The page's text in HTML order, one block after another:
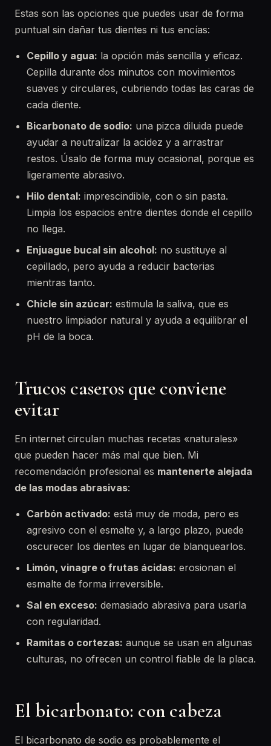
Estas son las opciones que puedes usar de forma
puntual sin dañar tus dientes ni tus encías:
Cepillo y agua: la opción más sencilla y eficaz.
Cepilla durante dos minutos con movimientos
suaves y circulares, cubriendo todas las caras de
cada diente.
Bicarbonato de sodio: una pizca diluida puede
ayudar a neutralizar la acidez y a arrastrar
restos. Úsalo de forma muy ocasional, porque es
ligeramente abrasivo.
Hilo dental: imprescindible, con o sin pasta.
Limpia los espacios entre dientes donde el cepillo
no llega.
Enjuague bucal sin alcohol: no sustituye al
cepillado, pero ayuda a reducir bacterias
mientras tanto.
Chicle sin azúcar: estimula la saliva, que es
nuestro limpiador natural y ayuda a equilibrar el
pH de la boca.
Trucos caseros que conviene
evitar
En internet circulan muchas recetas «naturales»
que pueden hacer más mal que bien. Mi
recomendación profesional es mantenerte alejada
de las modas abrasivas:
Carbón activado: está muy de moda, pero es
agresivo con el esmalte y, a largo plazo, puede
oscurecer los dientes en lugar de blanquearlos.
Limón, vinagre o frutas ácidas: erosionan el
esmalte de forma irreversible.
Sal en exceso: demasiado abrasiva para usarla
con regularidad.
Ramitas o cortezas: aunque se usan en algunas
culturas, no ofrecen un control fiable de la placa.
El bicarbonato: con cabeza
El bicarbonato de sodio es probablemente el